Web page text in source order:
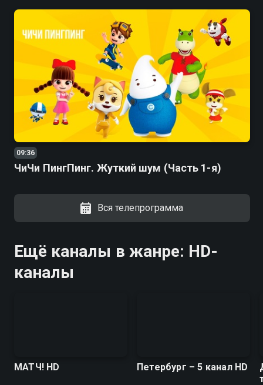
09:36
ЧиЧи ПингПинг. Жуткий шум (Часть 1-я)
Вся телепрограмма
Ещё каналы в жанре: HD-
каналы
МАТЧ! HD Петербург – 5 канал HD